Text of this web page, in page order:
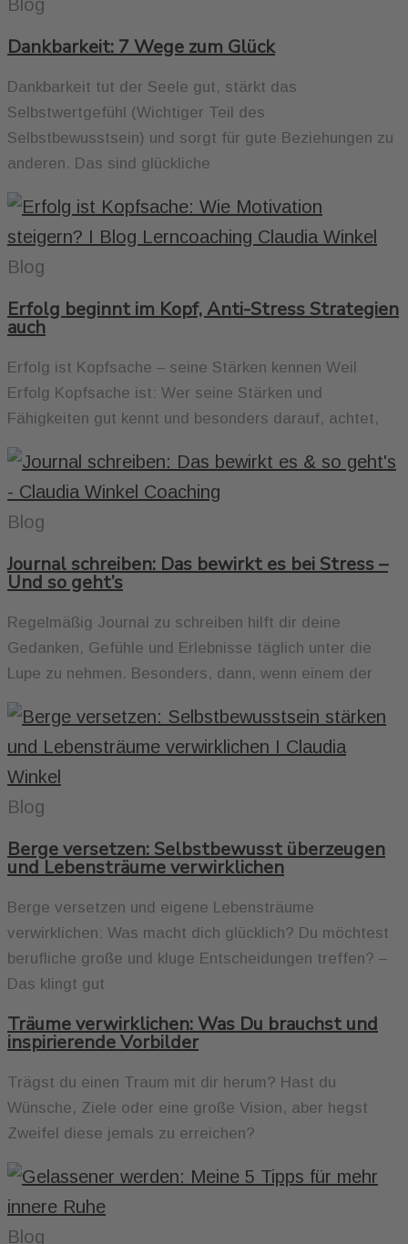
Blog
Dankbarkeit: 7 Wege zum Glück
Dankbarkeit tut der Seele gut, stärkt das
Selbstwertgefühl (Wichtiger Teil des
Selbstbewusstsein) und sorgt für gute Beziehungen zu
anderen. Das sind glückliche
Blog
Erfolg beginnt im Kopf, Anti-Stress Strategien
auch
Erfolg ist Kopfsache – seine Stärken kennen Weil
Erfolg Kopfsache ist: Wer seine Stärken und
Fähigkeiten gut kennt und besonders darauf, achtet,
Blog
Journal schreiben: Das bewirkt es bei Stress –
Und so geht’s
Regelmäßig Journal zu schreiben hilft dir deine
Gedanken, Gefühle und Erlebnisse täglich unter die
Lupe zu nehmen. Besonders, dann, wenn einem der
Blog
Berge versetzen: Selbstbewusst überzeugen
und Lebensträume verwirklichen
Berge versetzen und eigene Lebensträume
verwirklichen: Was macht dich glücklich? Du möchtest
berufliche große und kluge Entscheidungen treffen? –
Das klingt gut
Träume verwirklichen: Was Du brauchst und
inspirierende Vorbilder
Trägst du einen Traum mit dir herum? Hast du
Wünsche, Ziele oder eine große Vision, aber hegst
Zweifel diese jemals zu erreichen?
Blog